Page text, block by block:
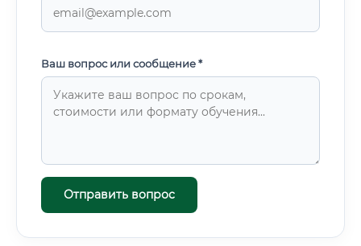
Ваш вопрос или сообщение *
Отправить вопрос